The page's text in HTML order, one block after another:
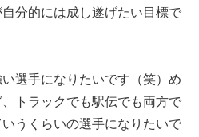
分的には成し遂げたい目標で
い選手になりたいです（笑）め
トラックでも駅伝でも両方で
うくらいの選手になりたいで